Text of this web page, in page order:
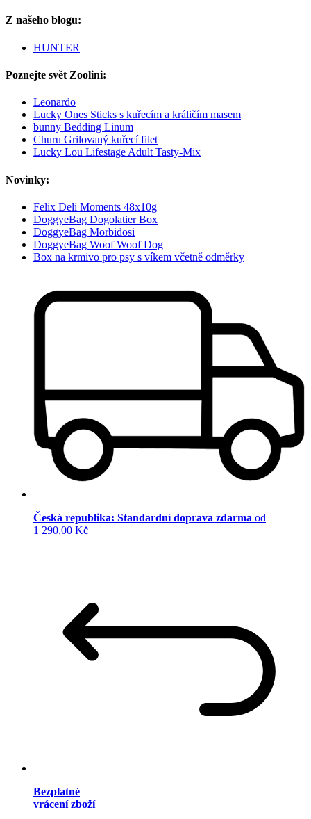
Z našeho blogu:
HUNTER
Poznejte svět Zoolini:
Leonardo
Lucky Ones Sticks s kuřecím a králičím masem
bunny Bedding Linum
Churu Grilovaný kuřecí filet
Lucky Lou Lifestage Adult Tasty-Mix
Novinky:
Felix Deli Moments 48x10g
DoggyeBag Dogolatier Box
DoggyeBag Morbidosi
DoggyeBag Woof Woof Dog
Box na krmivo pro psy s víkem včetně odměrky
Česká republika: Standardní doprava zdarma od
1 290,00 Kč
Bezplatné
vrácení zboží